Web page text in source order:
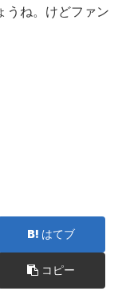
うね。けどファン
はてブ
コピー